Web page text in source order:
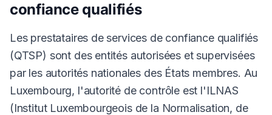
confiance qualifiés
Les prestataires de services de confiance qualifiés
(QTSP) sont des entités autorisées et supervisées
par les autorités nationales des États membres. Au
Luxembourg, l'autorité de contrôle est l'ILNAS
(Institut Luxembourgeois de la Normalisation, de